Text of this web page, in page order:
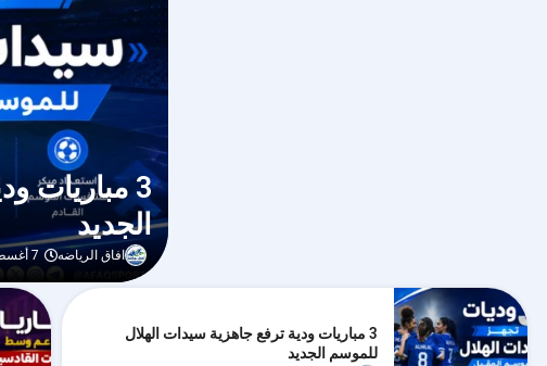
3 مباريات
الجديد
افاق الرياضه 7 أغسطس، 2026
3 مباريات ودية ترفع جاهزية سيدات الهلال
للموسم الجديد